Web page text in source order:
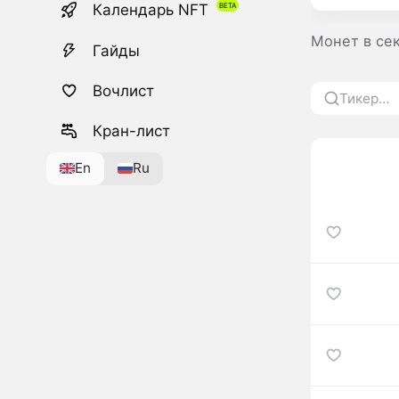
Календарь NFT
Гайды
Вочлист
Кран-лист
En Ru
Монет в